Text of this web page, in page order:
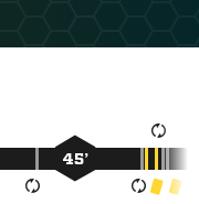
45’